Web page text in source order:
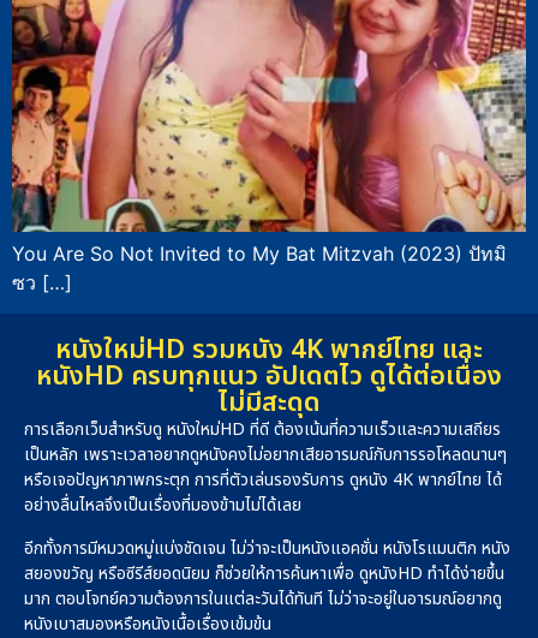
You Are So Not Invited to My Bat Mitzvah (2023) ปัทมิ
ซว […]
หนังใหม่HD รวมหนัง 4K พากย์ไทย และ
หนังHD ครบทุกแนว อัปเดตไว ดูได้ต่อเนื่อง
ไม่มีสะดุด
การเลือกเว็บสำหรับดู หนังใหม่HD ที่ดี ต้องเน้นที่ความเร็วและความเสถียร
เป็นหลัก เพราะเวลาอยากดูหนังคงไม่อยากเสียอารมณ์กับการรอโหลดนานๆ
หรือเจอปัญหาภาพกระตุก การที่ตัวเล่นรองรับการ ดูหนัง 4K พากย์ไทย ได้
อย่างลื่นไหลจึงเป็นเรื่องที่มองข้ามไม่ได้เลย
อีกทั้งการมีหมวดหมู่แบ่งชัดเจน ไม่ว่าจะเป็นหนังแอคชั่น หนังโรแมนติก หนัง
สยองขวัญ หรือซีรีส์ยอดนิยม ก็ช่วยให้การค้นหาเพื่อ ดูหนังHD ทำได้ง่ายขึ้น
มาก ตอบโจทย์ความต้องการในแต่ละวันได้ทันที ไม่ว่าจะอยู่ในอารมณ์อยากดู
หนังเบาสมองหรือหนังเนื้อเรื่องเข้มข้น